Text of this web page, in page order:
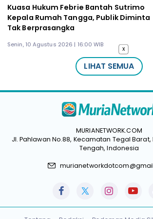
Kuasa Hukum Febrie Bantah Sutrimo
Kepala Rumah Tangga, Publik Diminta
Tak Berprasangka
Senin, 10 Agustus 2026 | 16:00 WIB
LIHAT SEMUA
MURIANETWORK.COM
Jl. Pahlawan No.88, Kecamatan Tegal
Tengah, Indonesia
x